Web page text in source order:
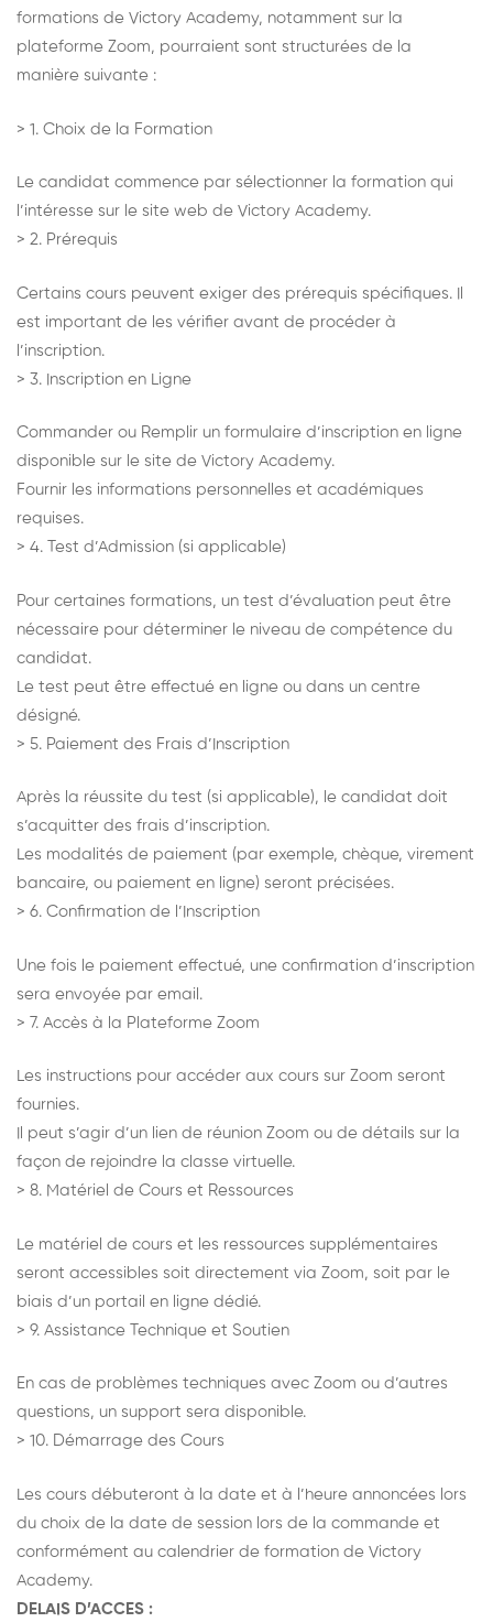
formations de Victory Academy, notamment sur la
plateforme Zoom, pourraient sont structurées de la
manière suivante :
> 1. Choix de la Formation
Le candidat commence par sélectionner la formation qui
l’intéresse sur le site web de Victory Academy.
> 2. Prérequis
Certains cours peuvent exiger des prérequis spécifiques. Il
est important de les vérifier avant de procéder à
l’inscription.
> 3. Inscription en Ligne
Commander ou Remplir un formulaire d’inscription en ligne
disponible sur le site de Victory Academy.
Fournir les informations personnelles et académiques
requises.
> 4. Test d’Admission (si applicable)
Pour certaines formations, un test d’évaluation peut être
nécessaire pour déterminer le niveau de compétence du
candidat.
Le test peut être effectué en ligne ou dans un centre
désigné.
> 5. Paiement des Frais d’Inscription
Après la réussite du test (si applicable), le candidat doit
s’acquitter des frais d’inscription.
Les modalités de paiement (par exemple, chèque, virement
bancaire, ou paiement en ligne) seront précisées.
> 6. Confirmation de l’Inscription
Une fois le paiement effectué, une confirmation d’inscription
sera envoyée par email.
> 7. Accès à la Plateforme Zoom
Les instructions pour accéder aux cours sur Zoom seront
fournies.
Il peut s’agir d’un lien de réunion Zoom ou de détails sur la
façon de rejoindre la classe virtuelle.
> 8. Matériel de Cours et Ressources
Le matériel de cours et les ressources supplémentaires
seront accessibles soit directement via Zoom, soit par le
biais d’un portail en ligne dédié.
> 9. Assistance Technique et Soutien
En cas de problèmes techniques avec Zoom ou d’autres
questions, un support sera disponible.
> 10. Démarrage des Cours
Les cours débuteront à la date et à l’heure annoncées lors
du choix de la date de session lors de la commande et
conformément au calendrier de formation de Victory
Academy.
DELAIS D’ACCES :